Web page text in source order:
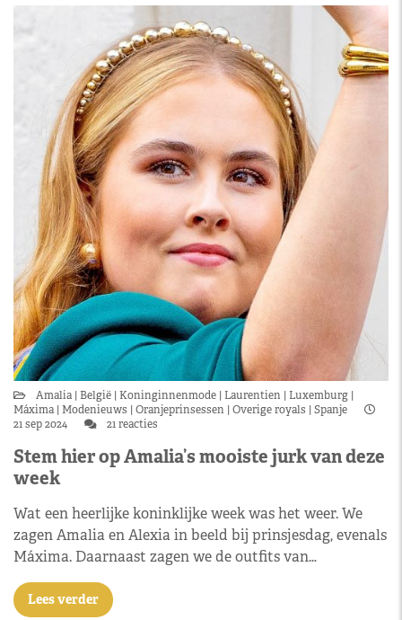
Amalia België Koninginnenmode Laurentien Luxemburg
Máxima Modenieuws Oranjeprinsessen Overige royals
Spanje
21 sep 2024
21 reacties
Stem hier op Amalia’s mooiste jurk van deze
week
Wat een heerlijke koninklijke week was het weer. We
zagen Amalia en Alexia in beeld bij prinsjesdag, evenals
Máxima. Daarnaast zagen we de outfits van…
Lees verder